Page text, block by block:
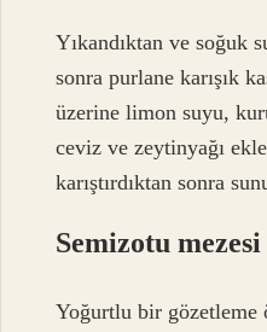
Yıkandıktan ve soğuk
sonra purlane karışık
üzerine limon suyu,
ceviz ve zeytinyağı
karıştırdıktan sonra
Semizotu mezesi
Yoğurtlu bir gözetleme